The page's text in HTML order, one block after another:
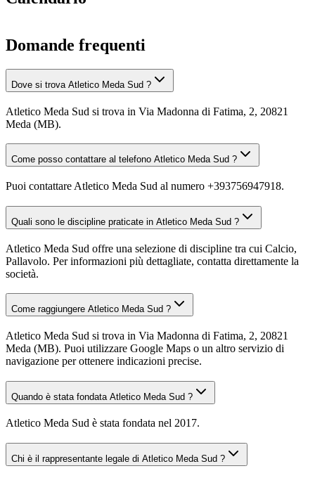
Domande frequenti
Dove si trova Atletico Meda Sud ?
Atletico Meda Sud si trova in Via Madonna di Fatima, 2, 20821
Meda (MB).
Come posso contattare al telefono Atletico Meda Sud ?
Puoi contattare Atletico Meda Sud al numero +393756947918.
Quali sono le discipline praticate in Atletico Meda Sud ?
Atletico Meda Sud offre una selezione di discipline tra cui Calcio,
Pallavolo. Per informazioni più dettagliate, contatta direttamente la
società.
Come raggiungere Atletico Meda Sud ?
Atletico Meda Sud si trova in Via Madonna di Fatima, 2, 20821
Meda (MB). Puoi utilizzare Google Maps o un altro servizio di
navigazione per ottenere indicazioni precise.
Quando è stata fondata Atletico Meda Sud ?
Atletico Meda Sud è stata fondata nel 2017.
Chi è il rappresentante legale di Atletico Meda Sud ?